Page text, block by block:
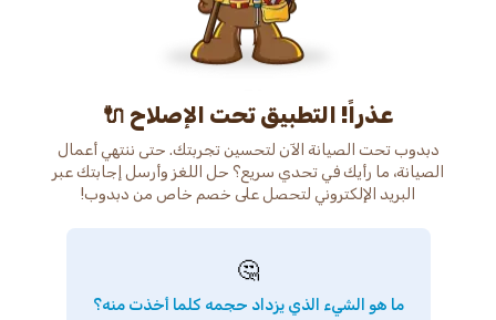
عذراً! التطبيق تحت الإصلاح 🔌
دبدوب تحت الصيانة الآن لتحسين تجربتك. حتى ننتهي أعمال
الصيانة، ما رأيك في تحدي سريع؟ حل اللغز وأرسل إجابتك عبر
البريد الإلكتروني لتحصل على خصم خاص من دبدوب!
🤔
ما هو الشيء الذي يزداد حجمه كلما أخذت منه؟